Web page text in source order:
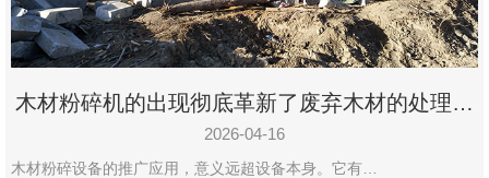
木材粉碎机的出现彻底革新了废弃木材的处理模
式
2026-04-16
木材粉碎设备的推广应用，意义远超设备本身。它有…